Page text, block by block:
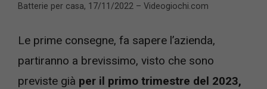
Batterie per casa, 17/11/2022 – Videogiochi.com
Le prime consegne, fa sapere l’azienda,
partiranno a brevissimo, visto che sono
previste già per il primo trimestre del 2023,